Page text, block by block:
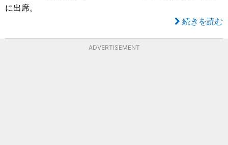
に出席。
続きを読む
ADVERTISEMENT